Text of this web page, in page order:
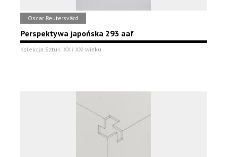
Oscar Reutersvärd
Perspektywa japońska 293 aaf
Kolekcja Sztuki XX i XXI wieku